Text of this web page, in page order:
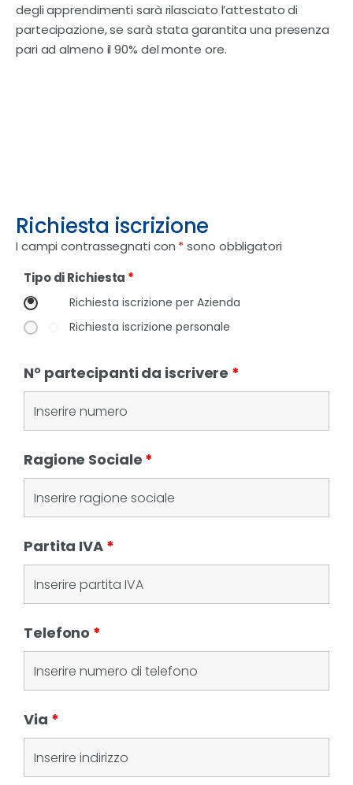
degli apprendimenti sarà rilasciato l’attestato di
partecipazione, se sarà stata garantita una presenza
pari ad almeno il 90% del monte ore.
Richiesta iscrizione
I campi contrassegnati con *sono obbligatori
Tipo di Richiesta *
Richiesta iscrizione per Azienda
Richiesta iscrizione personale
N° partecipanti da iscrivere *
Ragione Sociale *
Partita IVA *
Telefono *
Via *